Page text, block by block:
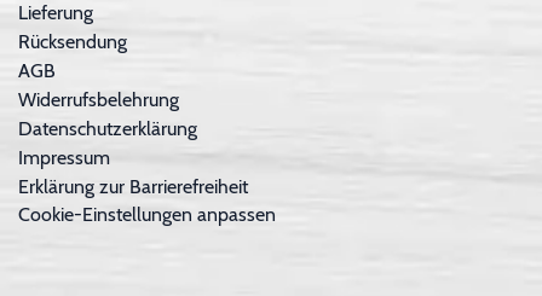
Lieferung
Rücksendung
AGB
Widerrufsbelehrung
Datenschutzerklärung
Impressum
Erklärung zur Barrierefreiheit
Cookie-Einstellungen anpassen